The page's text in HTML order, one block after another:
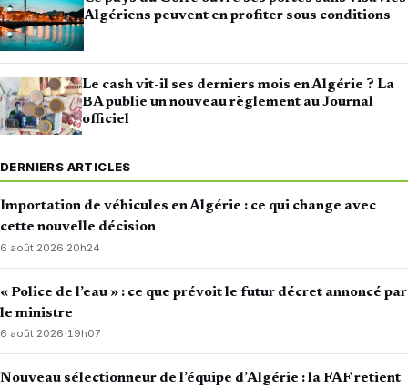
Algériens peuvent en profiter sous conditions
Le cash vit-il ses derniers mois en Algérie ? La
BA publie un nouveau règlement au Journal
officiel
DERNIERS ARTICLES
Importation de véhicules en Algérie : ce qui change avec
cette nouvelle décision
6 août 2026·20h24
« Police de l’eau » : ce que prévoit le futur décret annoncé par
le ministre
6 août 2026·19h07
Nouveau sélectionneur de l’équipe d’Algérie : la FAF retient